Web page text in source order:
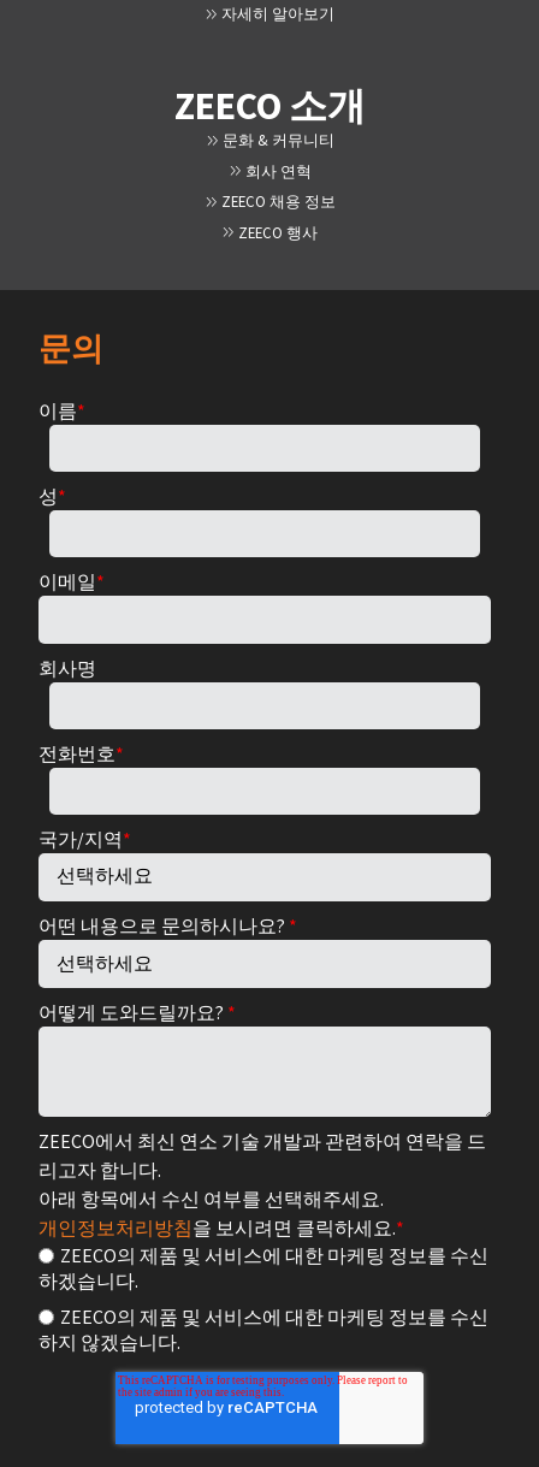
자세히 알아보기
ZEECO 소개
문화 & 커뮤니티
회사 연혁
ZEECO 채용 정보
ZEECO 행사
문의
이름*
성*
이메일*
회사명
전화번호*
국가/지역*
어떤 내용으로 문의하시나요? *
어떻게 도와드릴까요? *
ZEECO에서 최신 연소 기술 개발과 관련하여 연락을 드
리고자 합니다.
아래 항목에서 수신 여부를 선택해주세요.
개인정보처리방침을 보시려면 클릭하세요.*
ZEECO의 제품 및 서비스에 대한 마케팅 정보를 수신
하겠습니다.
ZEECO의 제품 및 서비스에 대한 마케팅 정보를 수신
하지 않겠습니다.